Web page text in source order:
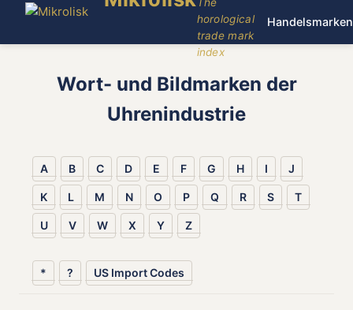
horological
trade mark
index
Handelsmarken
Wort- und Bildmarken der
Uhrenindustrie
A B C D E F G H I J
K L M N O P Q R S T
U V W X Y Z
* ? US Import Codes